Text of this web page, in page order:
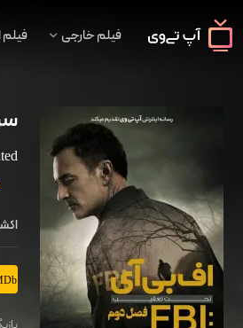
فیلم خارجی فیلم